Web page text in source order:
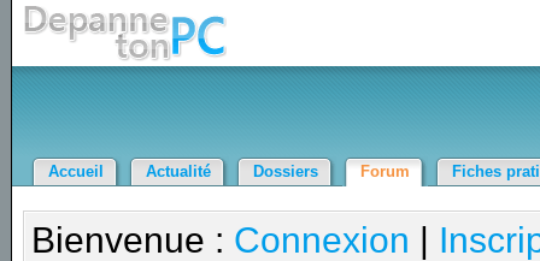
Accueil Actualité Dossiers Forum Fiches
Bienvenue : Connexion |